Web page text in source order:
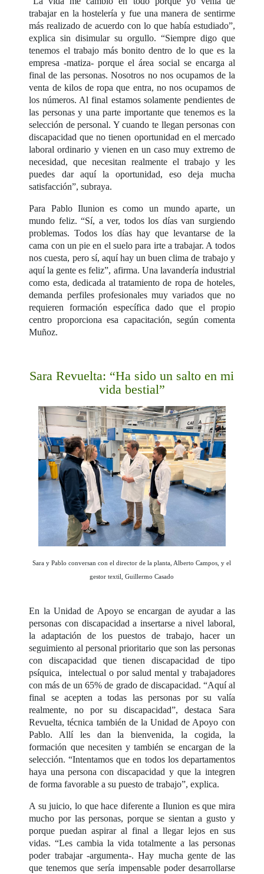
trabajar en la hostelería y fue una manera de sentirme
más realizado de acuerdo con lo que había estudiado”,
explica sin disimular su orgullo. “Siempre digo que
tenemos el trabajo más bonito dentro de lo que es la
empresa -matiza- porque el área social se encarga al
final de las personas. Nosotros no nos ocupamos de la
venta de kilos de ropa que entra, no nos ocupamos de
los números. Al final estamos solamente pendientes de
las personas y una parte importante que tenemos es la
selección de personal. Y cuando te llegan personas con
discapacidad que no tienen oportunidad en el mercado
laboral ordinario y vienen en un caso muy extremo de
necesidad, que necesitan realmente el trabajo y les
puedes dar aquí la oportunidad, eso deja mucha
satisfacción”, subraya.
Para Pablo Ilunion es como un mundo aparte, un
mundo feliz. “Sí, a ver, todos los días van surgiendo
problemas. Todos los días hay que levantarse de la
cama con un pie en el suelo para irte a trabajar. A todos
nos cuesta, pero sí, aquí hay un buen clima de trabajo y
aquí la gente es feliz”, afirma. Una lavandería industrial
como esta, dedicada al tratamiento de ropa de hoteles,
demanda perfiles profesionales muy variados que no
requieren formación específica dado que el propio
centro proporciona esa capacitación, según comenta
Muñoz.
Sara Revuelta: “Ha sido un salto en mi
vida bestial”
Sara y Pablo conversan con el director de la planta, Alberto Campos, y el
gestor textil, Guillermo Casado
En la Unidad de Apoyo se encargan de ayudar a las
personas con discapacidad a insertarse a nivel laboral,
la adaptación de los puestos de trabajo, hacer un
seguimiento al personal prioritario que son las personas
con discapacidad que tienen discapacidad de tipo
psíquica, intelectual o por salud mental y trabajadores
con más de un 65% de grado de discapacidad. “Aquí al
final se acepten a todas las personas por su valía
realmente, no por su discapacidad”, destaca Sara
Revuelta, técnica también de la Unidad de Apoyo con
Pablo. Allí les dan la bienvenida, la cogida, la
formación que necesiten y también se encargan de la
selección. “Intentamos que en todos los departamentos
haya una persona con discapacidad y que la integren
de forma favorable a su puesto de trabajo”, explica.
A su juicio, lo que hace diferente a Ilunion es que mira
mucho por las personas, porque se sientan a gusto y
porque puedan aspirar al final a llegar lejos en sus
vidas. “Les cambia la vida totalmente a las personas
poder trabajar -argumenta-. Hay mucha gente de las
que tenemos que sería impensable poder desarrollarse